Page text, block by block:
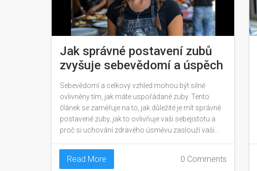
Jak správné postavení zubů
zvyšuje sebevědomí a úspěch
Sebevědomí a celkový vzhled mohou být silně
ovlivněny tím, jak máte uspořádané zuby. Tento
článek se zaměřuje na to, jak důležité je mít správně
postavené zuby, jak to ovlivňuje vaši sebejistotu a
proč si uchování zdravého úsměvu zaslouží vaši
Read More 0 Comments